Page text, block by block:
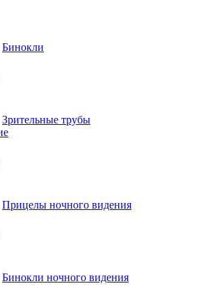
Бинокли
Зрительные трубы
Прицелы ночного видения
Бинокли ночного видения